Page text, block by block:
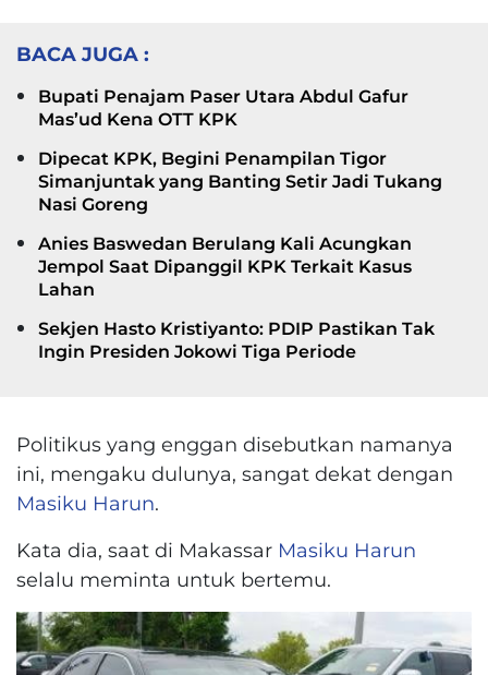
BACA JUGA :
Bupati Penajam Paser Utara Abdul Gafur
Mas’ud Kena OTT KPK
Dipecat KPK, Begini Penampilan Tigor
Simanjuntak yang Banting Setir Jadi Tukang
Nasi Goreng
Anies Baswedan Berulang Kali Acungkan
Jempol Saat Dipanggil KPK Terkait Kasus
Lahan
Sekjen Hasto Kristiyanto: PDIP Pastikan Tak
Ingin Presiden Jokowi Tiga Periode
Politikus yang enggan disebutkan namanya
ini, mengaku dulunya, sangat dekat dengan
Masiku Harun.
Kata dia, saat di Makassar Masiku Harun
selalu meminta untuk bertemu.